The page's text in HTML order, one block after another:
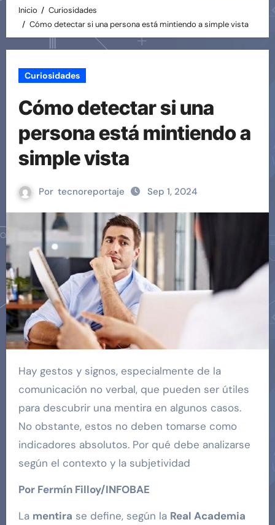
Inicio
Curiosidades
Cómo detectar si una persona está mintiendo a simple vista
Curiosidades
Cómo detectar si una
persona está mintiendo a
simple vista
Por tecnoreportaje Sep 1, 2024
Hay gestos y signos, especialmente de la
comunicación no verbal, que pueden ser útiles
para descubrir una mentira en algunos casos.
No obstante, estos no deben tomarse como
indicadores absolutos. Por qué debe analizarse
según el contexto y la subjetividad
Por Fermín Filloy/INFOBAE
La mentira se define, según la Real Academia